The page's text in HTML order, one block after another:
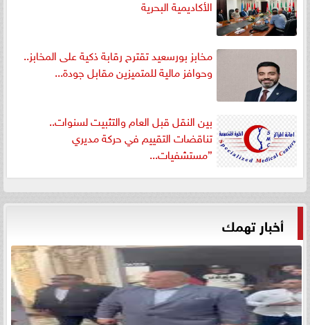
الأكاديمية البحرية
مخابز بورسعيد تقترح رقابة ذكية على المخابز..
وحوافز مالية للمتميزين مقابل جودة...
بين النقل قبل العام والتثبيت لسنوات..
تناقضات التقييم في حركة مديري
”مستشفيات...
أخبار تهمك